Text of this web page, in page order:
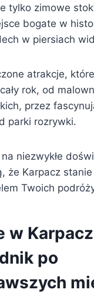
tylko zimowe
bogate w
w piersiach
atrakcje,
rok, od
przez
parki rozrywki.
niezwykłe
że Karpacz
Twoich
w
po